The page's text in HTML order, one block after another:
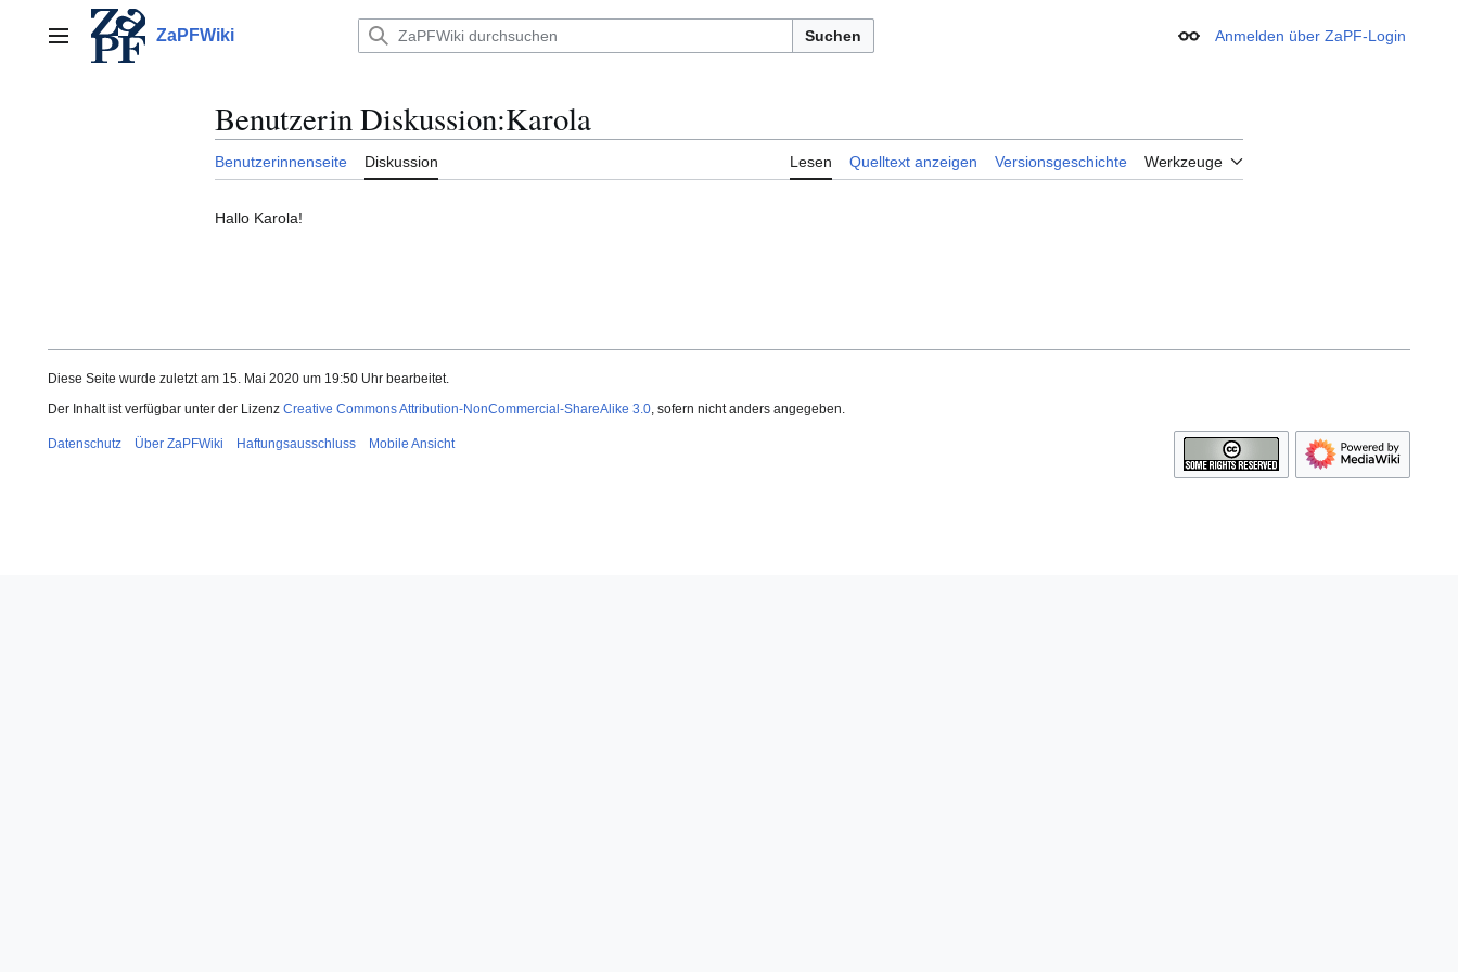
springenHauptmenü ZaPFWiki Suchen Erscheinungsbild
Anmelden über ZaPF-Login
Benutzerin Diskussion:Karola
Benutzerinnenseite Diskussion Lesen Quelltext anzeigen Versionsgeschichte Werkzeuge
Hallo Karola!
Diese Seite wurde zuletzt am 15. Mai 2020 um 19:50 Uhr bearbeitet.
Der Inhalt ist verfügbar unter der Lizenz Creative Commons Attribution-NonCommercial-ShareAlike 3.0, sofern nicht anders angegeben.
Datenschutz Über ZaPFWiki Haftungsausschluss Mobile Ansicht